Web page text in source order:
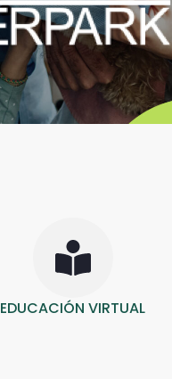
EDUCACIÓN VIRTUAL